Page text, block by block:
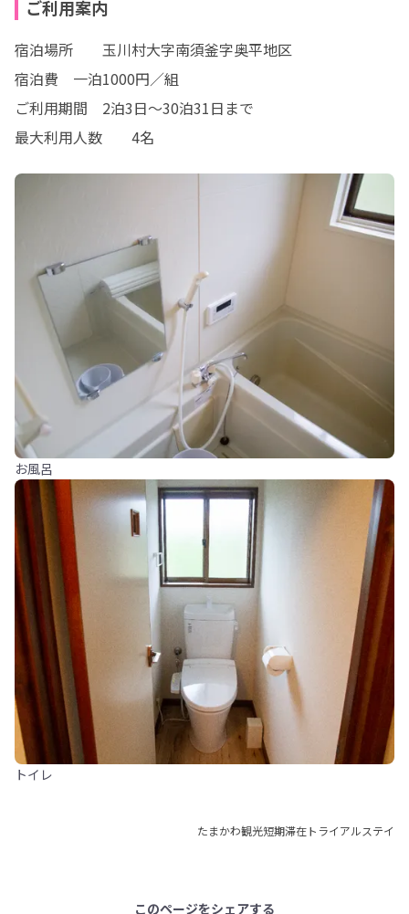
ご利用案内
宿泊場所	玉川村大字南須釜字奥平地区
宿泊費　一泊1000円／組
ご利用期間　2泊3日～30泊31日まで
最大利用人数	4名
お風呂
トイレ
たまかわ観光短期滞在トライアルステイ
このページをシェアする